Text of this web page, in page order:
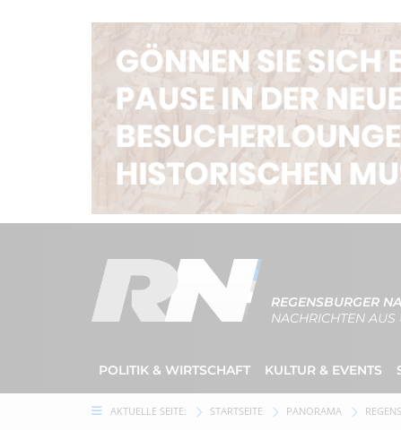
REGENSBURGER
NACHRICHTEN AUS
POLITIK & WIRTSCHAFT KULTUR & EVENTS
AKTUELLE SEITE: STARTSEITE PANORAMA